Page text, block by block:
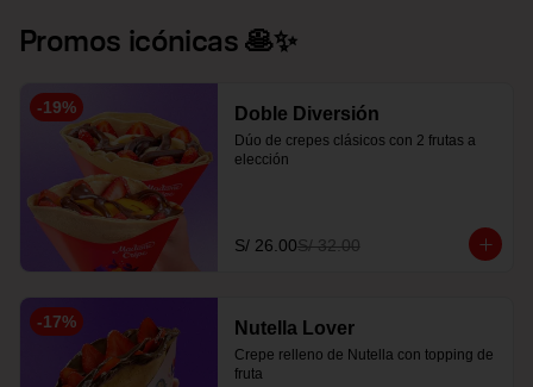
Promos icónicas 🥞✨
-19% Doble Diversión
Dúo de crepes clásicos con 2 frutas a
elección
S/ 26.00S/ 32.00
-17% Nutella Lover
Crepe relleno de Nutella con topping de
fruta